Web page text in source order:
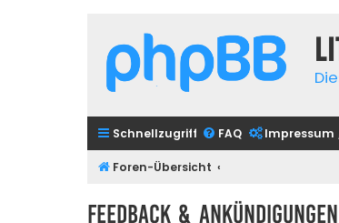
Schnellzugriff FAQ
Foren-Übersicht
Feedback &